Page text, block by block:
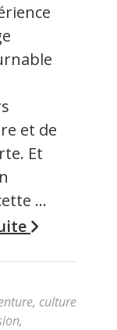
et de
Et
…
, culture
,